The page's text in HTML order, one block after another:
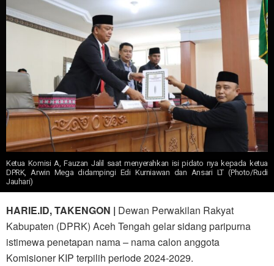
Ketua Komisi A, Fauzan Jalil saat menyerahkan isi pidato nya kepada ketua
DPRK, Arwin Mega didampingi Edi Kurniawan dan Ansari LT (Photo/Rudi
Jauhari)
HARIE.ID, TAKENGON | Dewan Perwakilan Rakyat
Kabupaten (DPRK) Aceh Tengah gelar sidang paripurna
istimewa penetapan nama – nama calon anggota
Komisioner KIP terpilih periode 2024-2029.